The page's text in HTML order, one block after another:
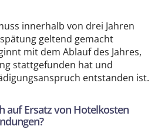
innerhalb von drei Jahren
geltend gemacht
mit dem Ablauf des Jahres,
stattgefunden hat und
entstanden ist.
auf Ersatz von Hotelkosten